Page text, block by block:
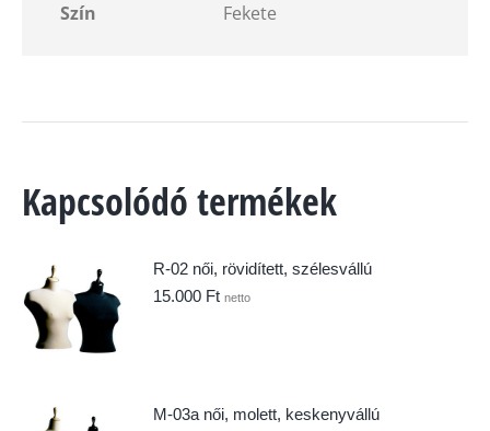
Szín Fekete
Kapcsolódó termékek
R-02 női, rövidített, szélesvállú
15.000 Ft netto
M-03a női, molett, keskenyvállú